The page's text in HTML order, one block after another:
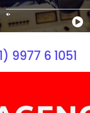
9977 6 1051